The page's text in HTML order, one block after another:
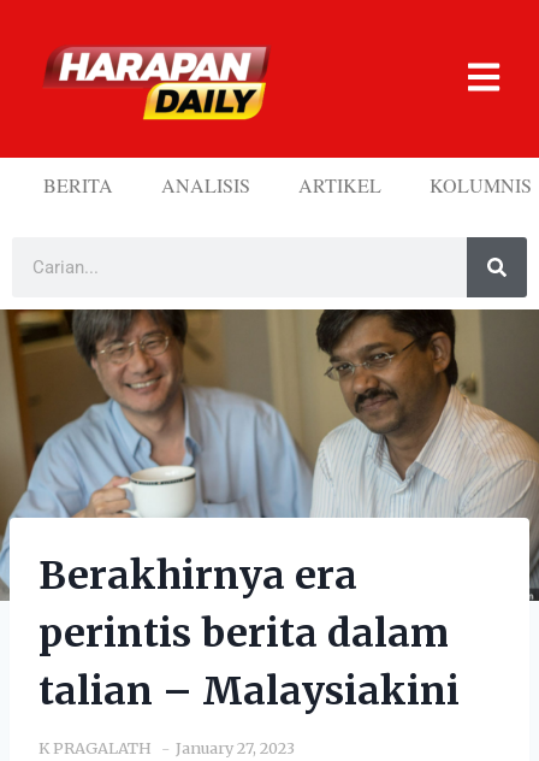
BERITA ANALISIS ARTIKEL KOLUMNIS
Berakhirnya era
perintis berita dalam
talian – Malaysiakini
K PRAGALATH January 27, 2023